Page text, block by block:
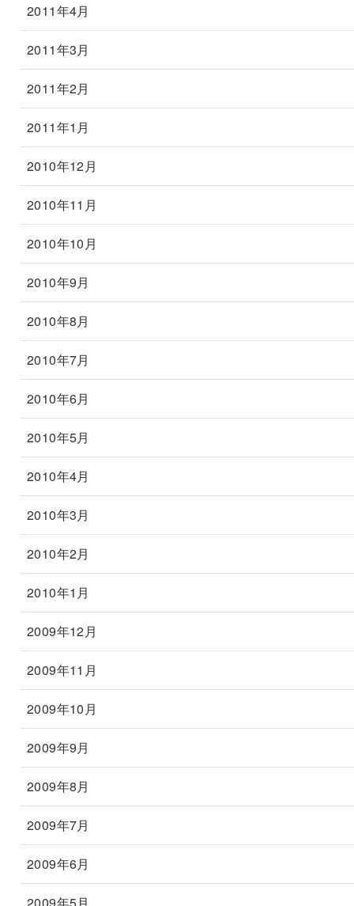
2011年4月
2011年3月
2011年2月
2011年1月
2010年12月
2010年11月
2010年10月
2010年9月
2010年8月
2010年7月
2010年6月
2010年5月
2010年4月
2010年3月
2010年2月
2010年1月
2009年12月
2009年11月
2009年10月
2009年9月
2009年8月
2009年7月
2009年6月